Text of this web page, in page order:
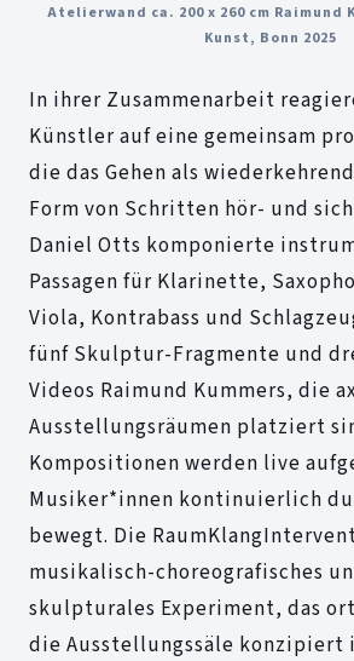
Atelierwand ca. 200 x 260 cm Raimund
Kunst, Bonn 2025
In ihrer Zusammenarbeit
Künstler auf eine gemeinsam
die das Gehen als
Form von Schritten hör- und
Daniel Otts komponierte
Passagen für Klarinette,
Viola, Kontrabass und
fünf Skulptur-Fragmente und
Videos Raimund Kummers, die
Ausstellungsräumen platziert
Kompositionen werden live
Musiker*innen kontinuierlich
bewegt. Die
musikalisch-choreografisches
skulpturales Experiment, das
die Ausstellungssäle konzipiert